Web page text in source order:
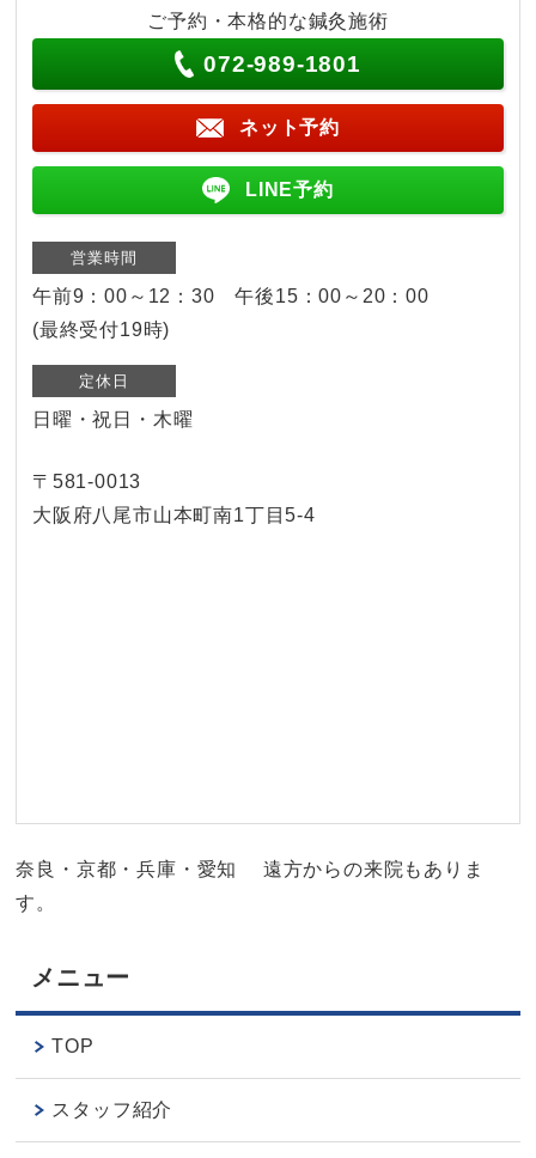
ご予約・本格的な鍼灸施術
072-989-1801
ネット予約
LINE予約
営業時間
午前9：00～12：30 午後15：00～20：00
(最終受付19時)
定休日
日曜・祝日・木曜
〒581-0013
大阪府八尾市山本町南1丁目5-4
奈良・京都・兵庫・愛知 遠方からの来院もありま
す。
メニュー
TOP
スタッフ紹介